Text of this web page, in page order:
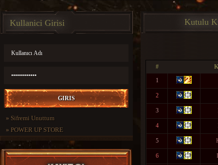
Kullanici Girisi
» Sifremi Unuttum
» POWER UP STORE
Kutulu
#
1
2
3
4
5
6